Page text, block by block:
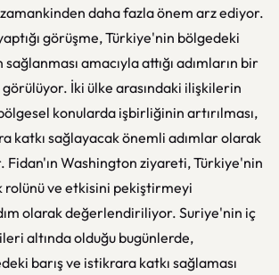
daha fazla önem arz ediyor.
görüşme, Türkiye'nin bölgedeki
amacıyla attığı adımların bir
görülüyor. İki ülke arasındaki ilişkilerin
konularda işbirliğinin artırılması,
katkı sağlayacak önemli adımlar olarak
Washington ziyareti, Türkiye'nin
ve etkisini pekiştirmeyi
olarak değerlendiriliyor. Suriye'nin iç
altında olduğu bugünlerde,
barış ve istikrara katkı sağlaması